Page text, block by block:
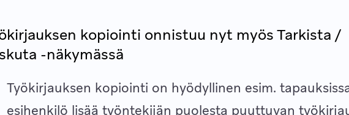
kopiointi onnistuu nyt myös Tarkista /
-näkymässä
Työkirjauksen kopiointi on hyödyllinen esim.
esihenkilö lisää työntekijän puolesta puuttuvan